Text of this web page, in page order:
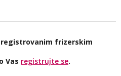
frizerskim
Vas registrujte se.